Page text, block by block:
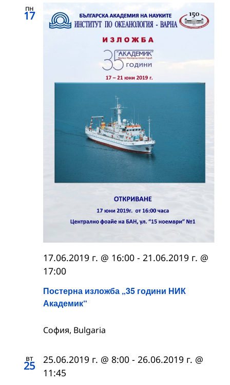
пн
17
Постерна изложба „35 години НИК
Академик“
17.06.2019 г. @ 16:00 - 21.06.2019 г. @
17:00
София, Bulgaria
вт
25 25.06.2019 г. @ 8:00 - 26.06.2019 г. @
11:45